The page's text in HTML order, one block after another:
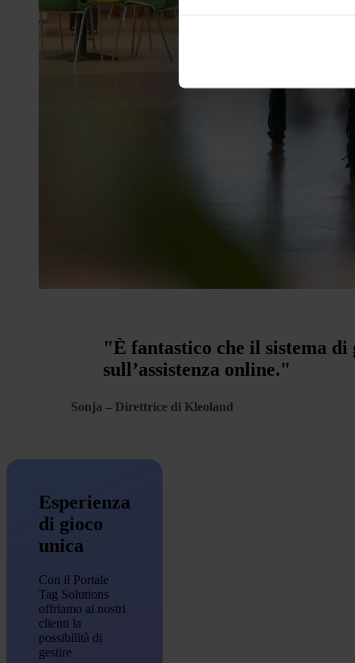
"È fantastico che il sistema
sull’assistenza online."
Sonja – Direttrice di Kleoland
Esperienza
di gioco
unica
Con il Portale
Tag Solutions
offriamo ai nostri
clienti la
possibilità di
gestire